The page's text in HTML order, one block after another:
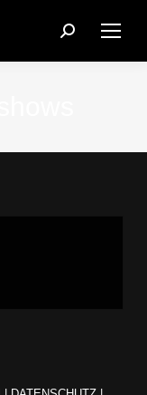
Search: